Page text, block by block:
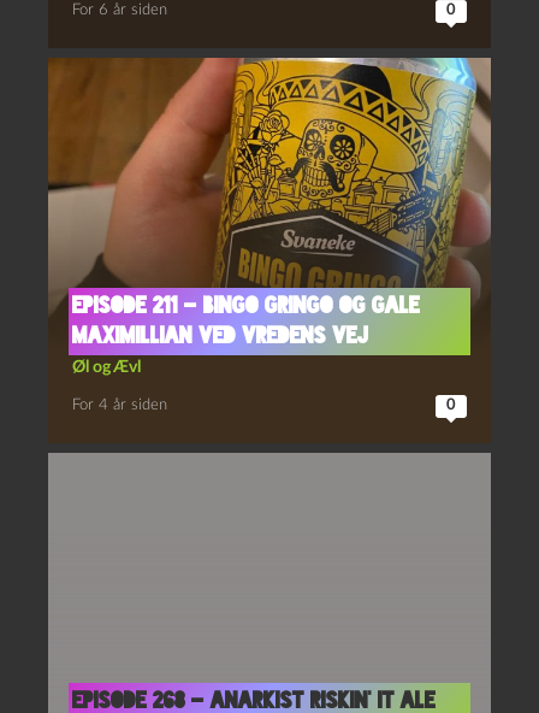
For 6 år siden 0
Episode 211 – Bingo Gringo og Gale
Maximillian ved Vredens Vej
Øl og Ævl
For 4 år siden 0
Episode 268 – Anarkist Riskin’ It Ale